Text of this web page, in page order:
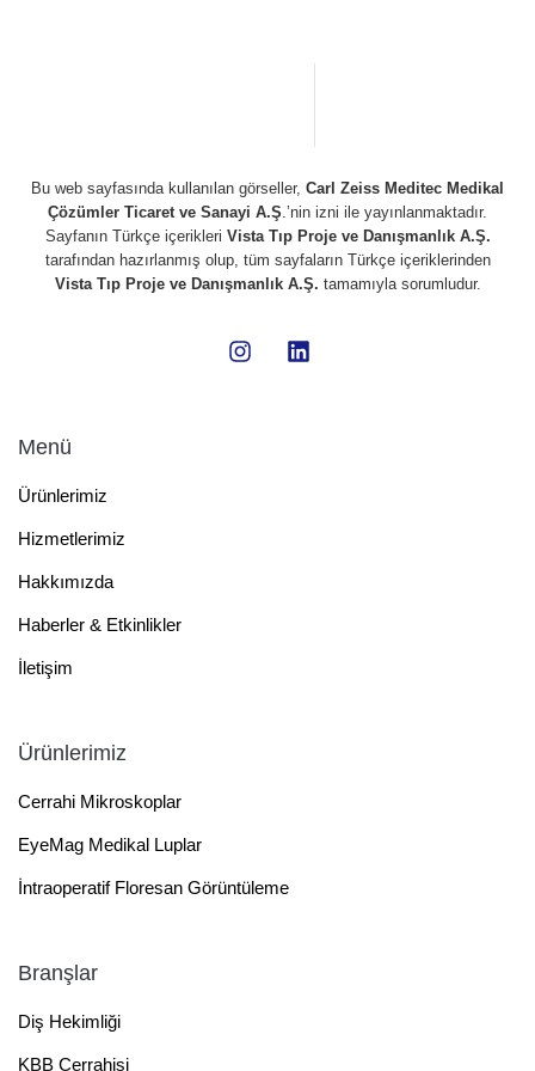
Bu web sayfasında kullanılan görseller, Carl Zeiss Meditec Medikal
Çözümler Ticaret ve Sanayi A.Ş .’nin izni ile yayınlanmaktadır.
Sayfanın Türkçe içerikleri Vista Tıp Proje ve Danışmanlık A.Ş.
tarafından hazırlanmış olup, tüm sayfaların Türkçe içeriklerinden
Vista Tıp Proje ve Danışmanlık A.Ş. tamamıyla sorumludur.
Menü
Ürünlerimiz
Hizmetlerimiz
Hakkımızda
Haberler & Etkinlikler
İletişim
Ürünlerimiz
Cerrahi Mikroskoplar
EyeMag Medikal Luplar
İntraoperatif Floresan Görüntüleme
Branşlar
Diş Hekimliği
KBB Cerrahisi